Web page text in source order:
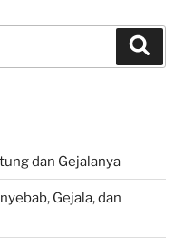
dan Gejalanya
Gejala, dan